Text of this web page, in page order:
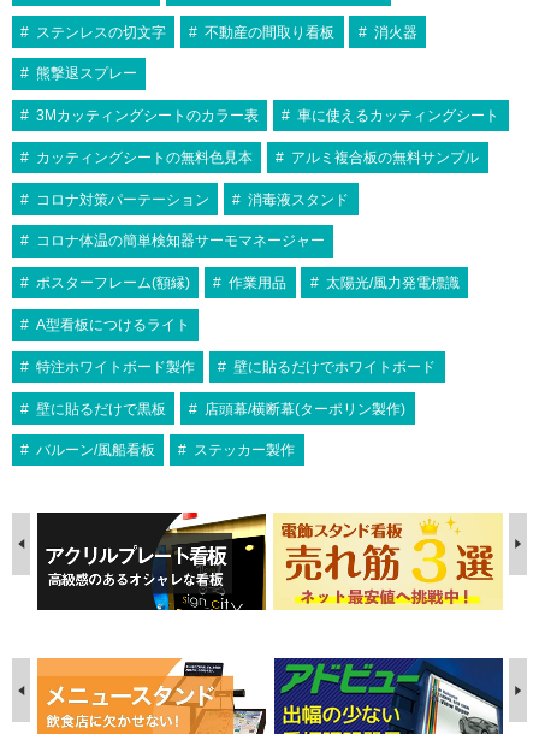
ステンレスの切文字 不動産の間取り看板 消火器
熊撃退スプレー
3Mカッティングシートのカラー表 車に使えるカッティングシート
カッティングシートの無料色見本 アルミ複合板の無料サンプル
コロナ対策パーテーション 消毒液スタンド
コロナ体温の簡単検知器サーモマネージャー
ポスターフレーム(額縁) 作業用品 太陽光/風力発電標識
A型看板につけるライト
特注ホワイトボード製作 壁に貼るだけでホワイトボード
壁に貼るだけで黒板 店頭幕/横断幕(ターポリン製作)
バルーン/風船看板 ステッカー製作